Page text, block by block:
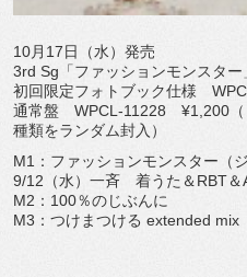
10月17日（水）発売
3rd Sg「ファッションモンスター
初回限定フォトブック仕様
通常盤 WPCL-11228 ¥1,200（
種類をランダム封入）
M1：ファッションモンスター（
9/12（水）一斉 着うた＆RBT
M2：100％のじぶんに
M3：つけまつける extended mix